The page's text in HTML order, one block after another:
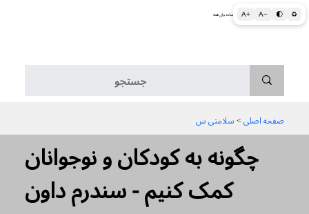
A+ A− 🌓 ♻ اطلاعات پزشکی و بهداشتی به زبان ساده برای همه
صفحه اصلی > سلامتی س
چگونه به کودکان و نوجوانان
کمک کنیم - سندرم داون